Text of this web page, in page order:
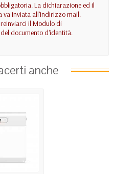
La dichiarazione ed il
va inviata all'indirizzo mail.
il Modulo di
documento d'identità.
anche